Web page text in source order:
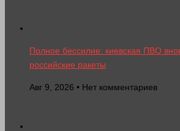
Полное бессилие: киевская ПВО
российские ракеты
Авг 9, 2026 • Нет комментариев